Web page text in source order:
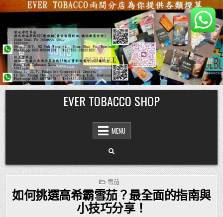
Skip
to
content
EVER TOBACCO SHOP
MENU
POSTED
IN
雪茄
如何挑選高希霸雪茄？最全面的指南與
小技巧分享！